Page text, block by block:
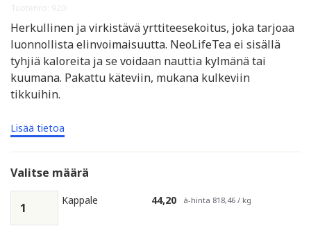
Herkullinen ja virkistävä yrttiteesekoitus, joka tarjoaa
luonnollista elinvoimaisuutta. NeoLifeTea ei sisällä
tyhjiä kaloreita ja se voidaan nauttia kylmänä tai
kuumana. Pakattu käteviin, mukana kulkeviin
tikkuihin.
Lisää tietoa
Valitse määrä
Kappale 44,20 à-hinta 818,46 / kg